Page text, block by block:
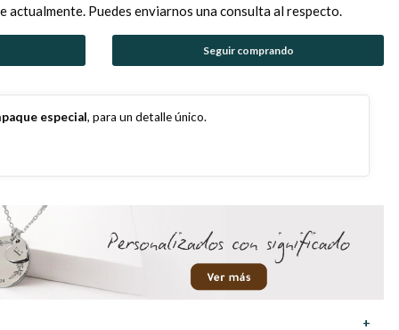
actualmente. Puedes enviarnos una consulta al respecto.
Seguir comprando
especial, para un detalle único.
+